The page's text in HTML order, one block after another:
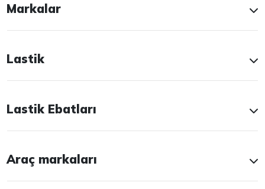
Markalar
Lastik
Lastik Ebatları
Araç markaları